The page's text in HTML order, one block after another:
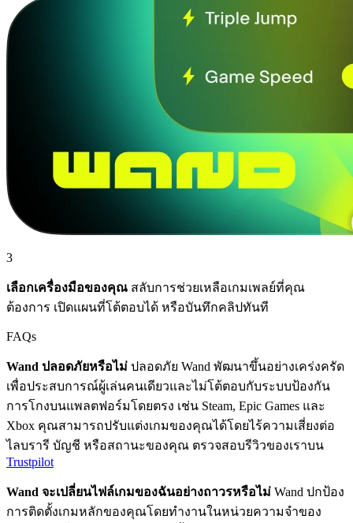
3
เลือกเครื่องมือของคุณ สลับการช่วยเหลือเกมเพลย์ที่คุณ
ต้องการ เปิดแผนที่โต้ตอบได้ หรือบันทึกคลิปทันที
FAQs
Wand ปลอดภัยหรือไม่ ปลอดภัย Wand พัฒนาขึ้นอย่างเคร่งครัด
เพื่อประสบการณ์ผู้เล่นคนเดียวและไม่โต้ตอบกับระบบป้องกัน
การโกงบนแพลตฟอร์มโดยตรง เช่น Steam, Epic Games และ
Xbox คุณสามารถปรับแต่งเกมของคุณได้โดยไร้ความเสี่ยงต่อ
ไลบรารี บัญชี หรือสถานะของคุณ ตรวจสอบรีวิวของเราบน
Trustpilot
Wand จะเปลี่ยนไฟล์เกมของฉันอย่างถาวรหรือไม่ Wand ปกป้อง
การติดตั้งเกมหลักของคุณโดยทำงานในหน่วยความจำของ